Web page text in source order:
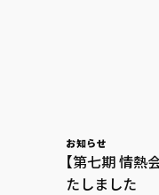
お知らせ
【第七期 情熱
たしました